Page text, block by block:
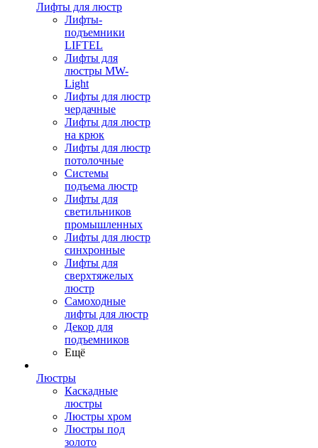
Лифты для люстр
Лифты-
подъемники
LIFTEL
Лифты для
люстры MW-
Light
Лифты для люстр
чердачные
Лифты для люстр
на крюк
Лифты для люстр
потолочные
Системы
подъема люстр
Лифты для
светильников
промышленных
Лифты для люстр
синхронные
Лифты для
сверхтяжелых
люстр
Самоходные
лифты для люстр
Декор для
подъемников
Ещё
Люстры
Каскадные
люстры
Люстры хром
Люстры под
золото